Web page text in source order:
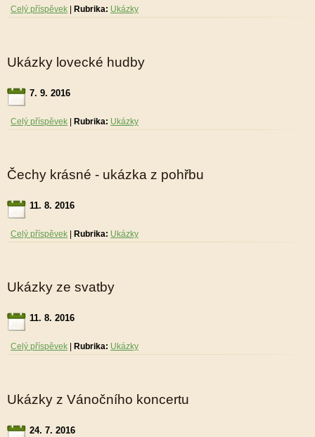
Celý příspěvek Rubrika: Ukázky
Ukázky lovecké hudby
7. 9. 2016
Celý příspěvek Rubrika: Ukázky
Čechy krásné - ukázka z pohřbu
11. 8. 2016
Celý příspěvek Rubrika: Ukázky
Ukázky ze svatby
11. 8. 2016
Celý příspěvek Rubrika: Ukázky
Ukázky z Vánočního koncertu
24. 7. 2016